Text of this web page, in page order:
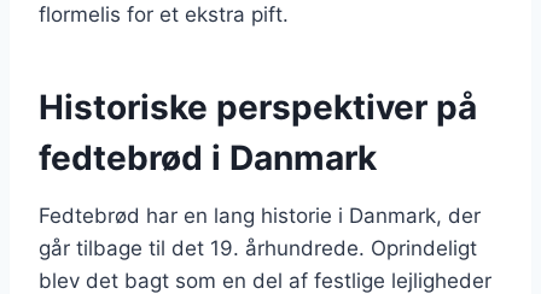
flormelis for et ekstra pift.
Historiske perspektiver på
fedtebrød i Danmark
Fedtebrød har en lang historie i Danmark, der
går tilbage til det 19. århundrede. Oprindeligt
blev det bagt som en del af festlige lejligheder